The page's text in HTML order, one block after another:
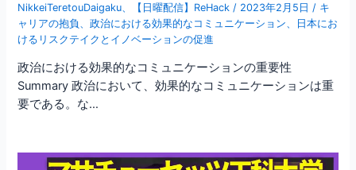
NikkeiTeretouDaigaku 【日曜配信】ReHack / 2023年2月5日 / キ
ャリアの抱負 、政治における効果的なコミュニケーション
日本にお
けるリスクテイクとイノベーションの促進
政治における効果的なコミュニケーションの重要性
Summary 政治において、効果的なコミュニケーションは重
要である。な…